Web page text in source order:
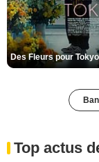
Top actus